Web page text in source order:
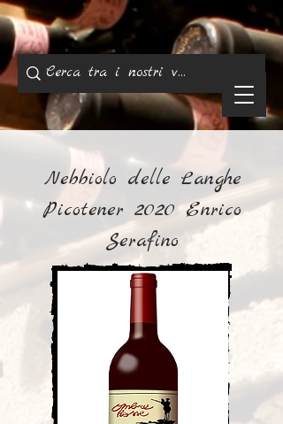
Nebbiolo delle Langhe
Picotener 2020 Enrico
Serafino